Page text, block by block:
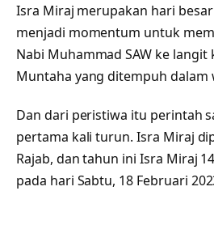
Isra Miraj merupakan hari
menjadi momentum untuk
Nabi Muhammad SAW ke langit
Muntaha yang ditempuh dalam
Dan dari peristiwa itu perintah
pertama kali turun. Isra Miraj
Rajab, dan tahun ini Isra Miraj
pada hari Sabtu, 18 Februari